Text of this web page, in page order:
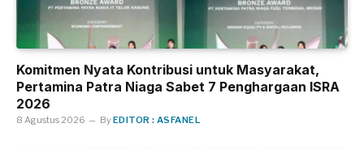
Komitmen Nyata Kontribusi untuk Masyarakat,
Pertamina Patra Niaga Sabet 7 Penghargaan ISRA
2026
8 Agustus 2026 ByEDITOR : ASFANEL